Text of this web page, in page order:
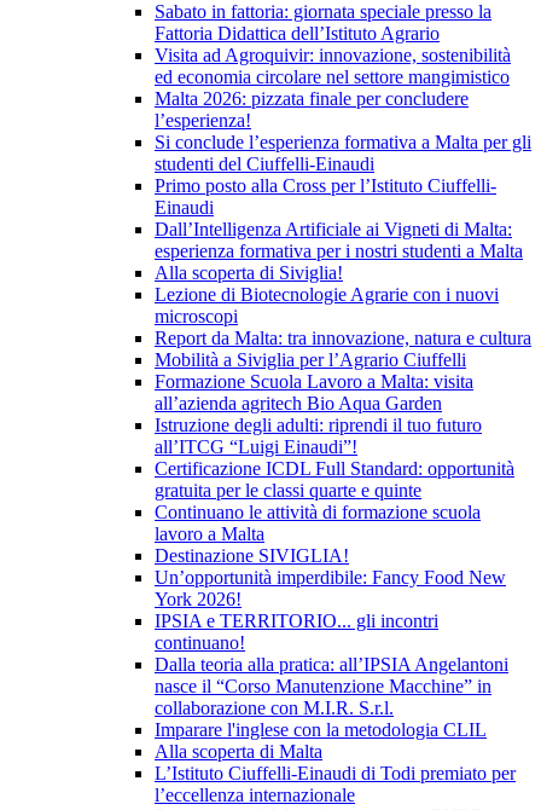
Sabato in fattoria: giornata speciale presso la
Fattoria Didattica dell’Istituto Agrario
Visita ad Agroquivir: innovazione, sostenibilità
ed economia circolare nel settore mangimistico
Malta 2026: pizzata finale per concludere
l’esperienza!
Si conclude l’esperienza formativa a Malta per gli
studenti del Ciuffelli-Einaudi
Primo posto alla Cross per l’Istituto Ciuffelli-
Einaudi
Dall’Intelligenza Artificiale ai Vigneti di Malta:
esperienza formativa per i nostri studenti a Malta
Alla scoperta di Siviglia!
Lezione di Biotecnologie Agrarie con i nuovi
microscopi
Report da Malta: tra innovazione, natura e cultura
Mobilità a Siviglia per l’Agrario Ciuffelli
Formazione Scuola Lavoro a Malta: visita
all’azienda agritech Bio Aqua Garden
Istruzione degli adulti: riprendi il tuo futuro
all’ITCG “Luigi Einaudi”!
Certificazione ICDL Full Standard: opportunità
gratuita per le classi quarte e quinte
Continuano le attività di formazione scuola
lavoro a Malta
Destinazione SIVIGLIA!
Un’opportunità imperdibile: Fancy Food New
York 2026!
IPSIA e TERRITORIO... gli incontri
continuano!
Dalla teoria alla pratica: all’IPSIA Angelantoni
nasce il “Corso Manutenzione Macchine” in
collaborazione con M.I.R. S.r.l.
Imparare l'inglese con la metodologia CLIL
Alla scoperta di Malta
L’Istituto Ciuffelli-Einaudi di Todi premiato per
l’eccellenza internazionale